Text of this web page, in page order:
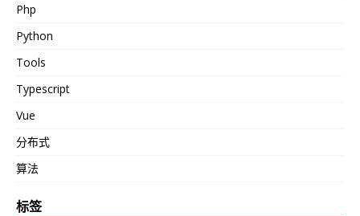
Php
Python
Tools
Typescript
Vue
分布式
算法
标签